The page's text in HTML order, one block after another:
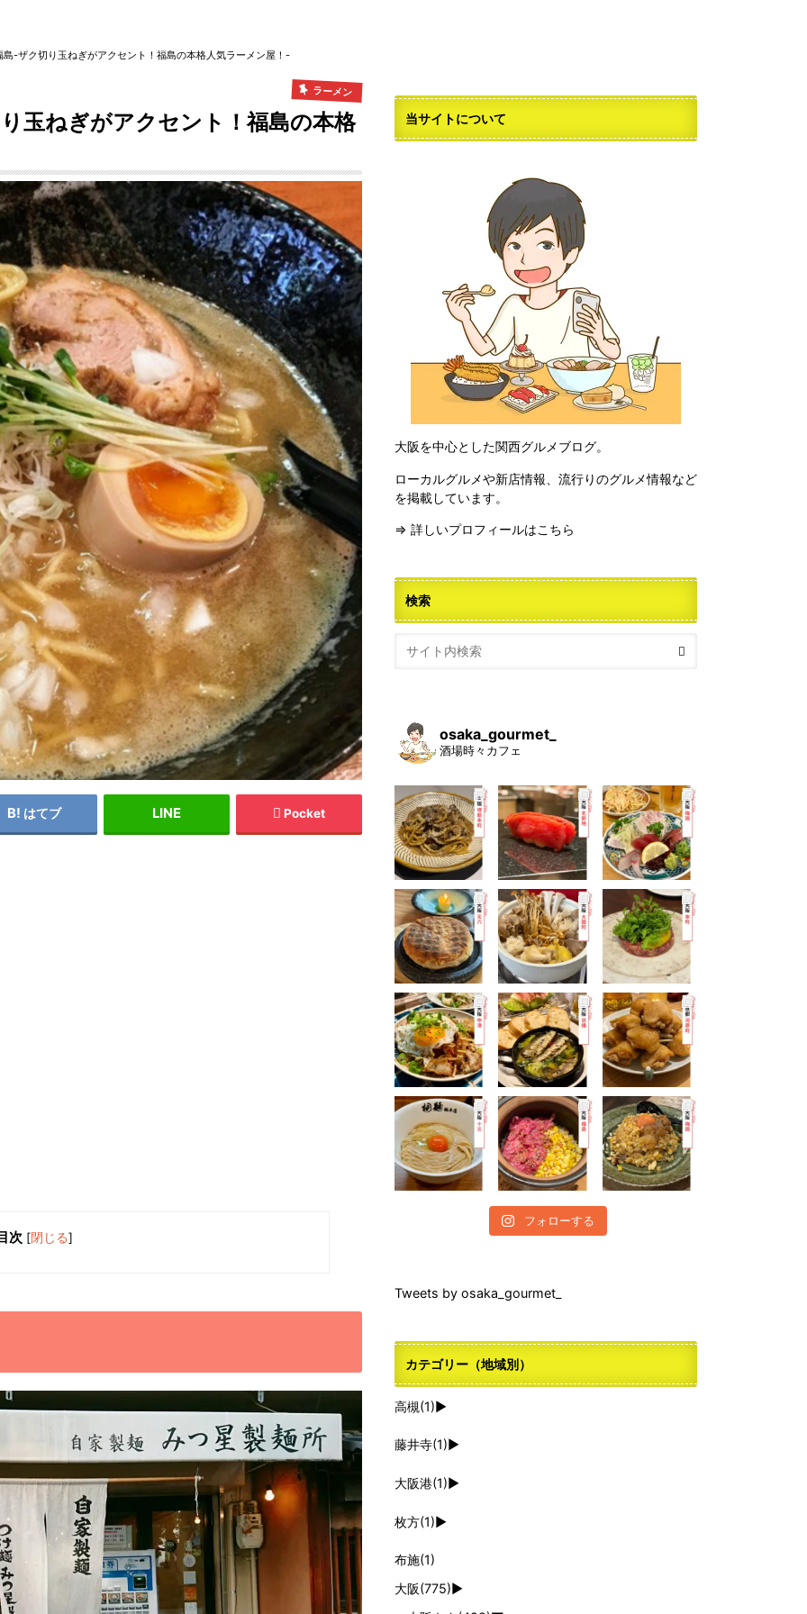
島-ザク切り玉ねぎがアクセント！福島の本格人気ラーメン屋！-
ラーメン
玉ねぎがアクセント！福島の本格
はてブ Pocket
次 [閉じる]
当サイトについて
大阪を中心とした関西グルメブログ。
ローカルグルメや新店情報、流行りのグルメ情報など
を掲載しています。
⇒ 詳しいプロフィールはこちら
検索
osaka_gourmet_
酒場時々カフェ
フォローする
Tweets by osaka_gourmet_
カテゴリー（地域別）
高槻(1)►
藤井寺(1)►
大阪港(1)►
枚方(1)►
布施(1)
大阪(775)►